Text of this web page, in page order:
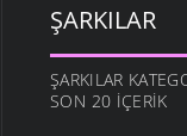
2007
EŞŞEK
ATASÖZLERI- 16
2007
ŞARKILAR
ŞARKILAR
SON 20 İÇERIK